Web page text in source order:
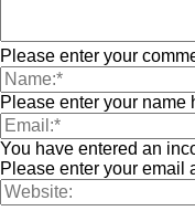
Please enter your
Please enter your name
You have entered an
Please enter your email